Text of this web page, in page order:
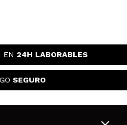
EN 24H LABORABLES
SEGURO